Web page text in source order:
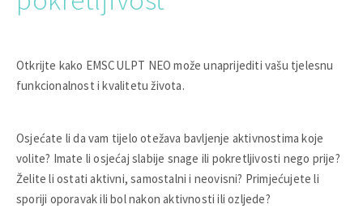
Otkrijte kako EMSCULPT NEO može unaprijediti vašu tjelesnu
funkcionalnost i kvalitetu života.
Osjećate li da vam tijelo otežava bavljenje aktivnostima koje
volite? Imate li osjećaj slabije snage ili pokretljivosti nego prije?
Želite li ostati aktivni, samostalni i neovisni? Primjećujete li
sporiji oporavak ili bol nakon aktivnosti ili ozljede?